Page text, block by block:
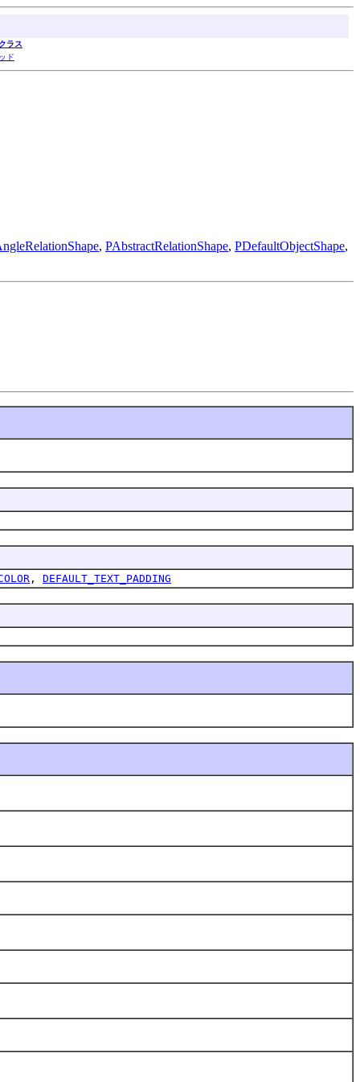
ラス
ド
, PAbstractRelationShape, PDefaultObjectShape,
, DEFAULT_TEXT_PADDING